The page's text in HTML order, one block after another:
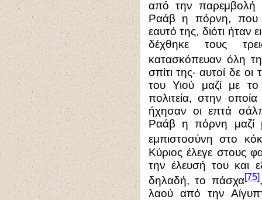
από την παρεμβολή
Ραάβ η πόρνη, που
εαυτό της, διότι ήταν
δέχθηκε τους
κατασκόπευαν όλη
σπίτι της· αυτοί δε
του Υιού μαζί με
πολιτεία, στην οποία
ήχησαν οι επτά
Ραάβ η πόρνη μαζί
εμπιστοσύνη στο
Κύριος έλεγε στους
την έλευσή του και
δηλαδή, το πάσχα[75]
λαού από την